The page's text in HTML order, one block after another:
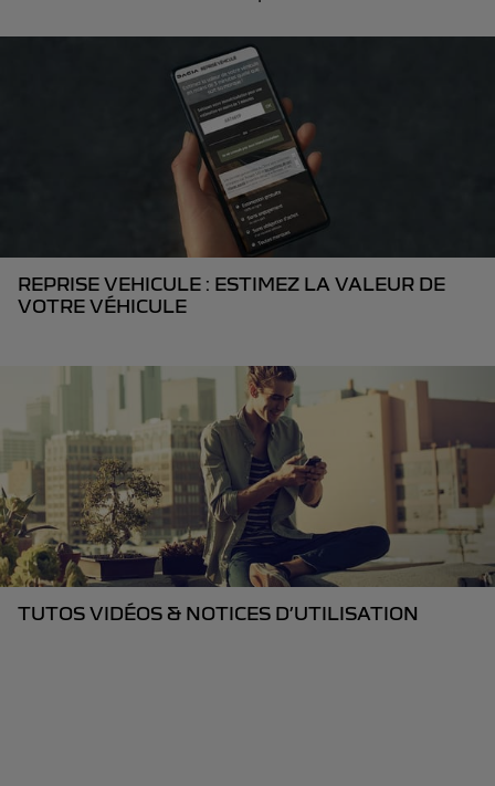
REPRISE VEHICULE : ESTIMEZ LA VALEUR DE
VOTRE VÉHICULE
TUTOS VIDÉOS & NOTICES D’UTILISATION